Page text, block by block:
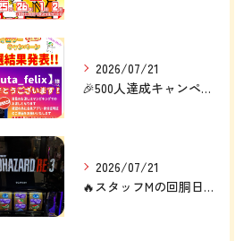
2026/07/21
🎉500人達成キャンペーン結果発表🎉
2026/07/21
🔥スタッフMの回胴日記🔥